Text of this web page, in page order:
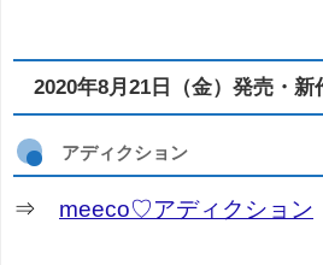
2020年8月21日（金）発売・新
アディクション
⇒ meeco♡アディクション